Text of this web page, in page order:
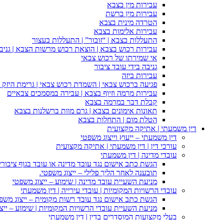
עבירות מין בצבא
עבירות מין ברשת
הטרדה מינית בצבא
עבירות אלימות בצבא
התעללות בצבא | “זובור” | התעללות בעצור
עבירות רכוש בצבא | הוצאת רכוש מרשות הצבא |
אי שמירתו של רכוש צבאי
גניבה בידי עובד ציבור
עבירות ביזה
פגיעה ברכוש צבאי | השמדת רכוש צבאי | גרימת היזק
עבירות מרמה וזיוף בצבא | עבירה במסמכים צבאיים
קבלת דבר במרמה בצבא
תאונות אימונים בצבא | גרם מוות ברשלנות בצבא
הטלת מום | התחלות בצבא
דין משמעתי | אתיקה מקצועית
דין משמעתי – ייעוץ וייצוג משפטי
עורכי דין | דין משמעתי | אתיקה מקצועית
עובדי מדינה | דין משמעתי
הגשת כתב אישום נגד עובד מדינה או עובד בגוף
תובענה לאחר הליך פלילי – ייצוג משפטי.
מניעת השעיית עובד מדינה | שימוע – ייצוג משפטי
עובדי הרשויות המקומיות | עובדי עירייה | דין משמעתי
הגשת כתב אישום נגד עובד רשות מקומית – ייצוג
מניעת השעיית עובדי הרשויות המקומיות | שימוע –
בעלי מקצועות המוסדרים בדין | דין משמעתי